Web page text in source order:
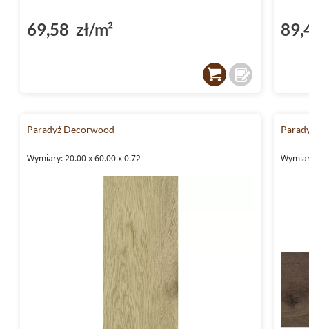
69,58 zł/m²
Paradyż Decorwood
Wymiary: 20.00 x 60.00 x 0.72